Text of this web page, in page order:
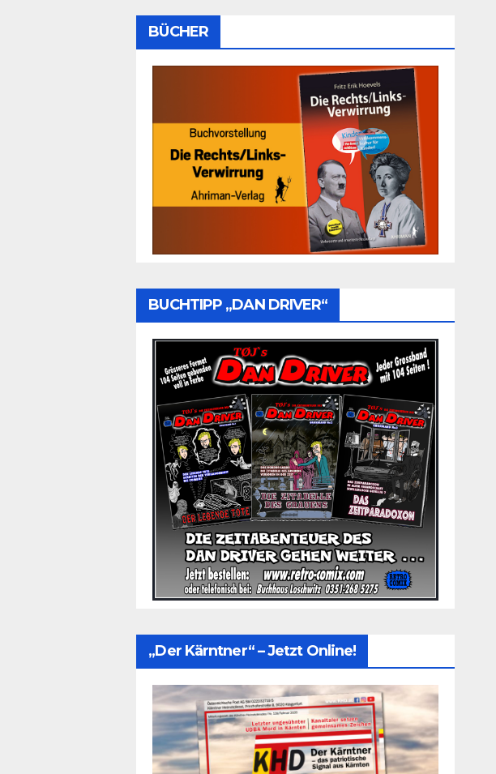
BÜCHER
BUCHTIPP „DAN DRIVER“
„Der Kärntner“ – Jetzt Online!